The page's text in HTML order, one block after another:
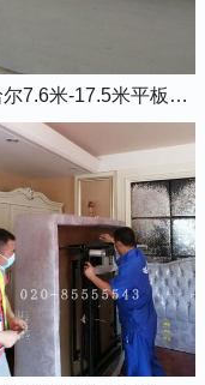
齐齐哈尔7.6米-17.5米平板货车出租